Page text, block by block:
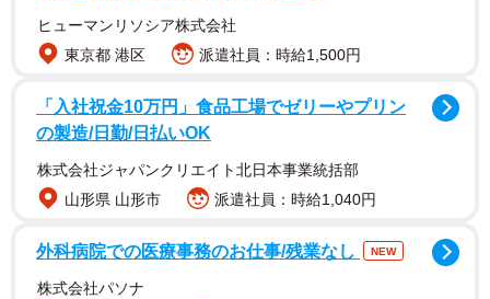
【潮崎まりんさんプロフィル】
しおさき・まりん 1999年3月9日生まれ 埼玉県出身
特技ドールクリエーター、コスプレ、アニメ
写真集はこちら
https://www.amazon.co.jp/dp/B0DZ1PZD9H/
ヒューマンリソシア株式会社
東京都 港区
派遣社員：時給1,500円
「入社祝金10万円」食品工場でゼリーやプリン
の製造/日勤/日払いOK
株式会社ジャパンクリエイト北日本事業統括部
山形県 山形市
派遣社員：時給1,040円
外科病院での医療事務のお仕事/残業なし NEW
株式会社パソナ